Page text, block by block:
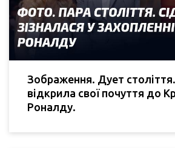
Зображення. Дует століття.
відкрила свої почуття до
Роналду.